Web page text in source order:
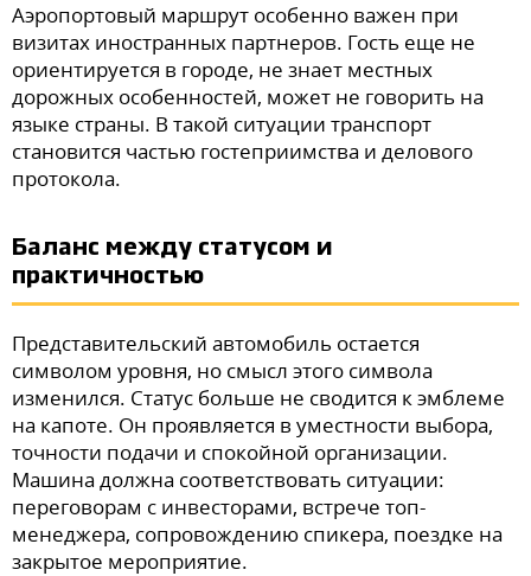
Аэропортовый маршрут особенно важен при
визитах иностранных партнеров. Гость еще не
ориентируется в городе, не знает местных
дорожных особенностей, может не говорить на
языке страны. В такой ситуации транспорт
становится частью гостеприимства и делового
протокола.
Баланс между статусом и
практичностью
Представительский автомобиль остается
символом уровня, но смысл этого символа
изменился. Статус больше не сводится к эмблеме
на капоте. Он проявляется в уместности выбора,
точности подачи и спокойной организации.
Машина должна соответствовать ситуации:
переговорам с инвесторами, встрече топ-
менеджера, сопровождению спикера, поездке на
закрытое мероприятие.